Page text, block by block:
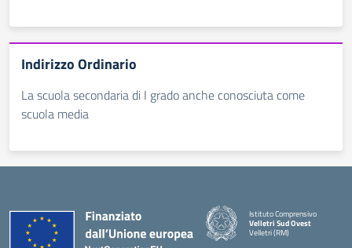
Indirizzo Ordinario
La scuola secondaria di I grado anche conosciuta come
scuola media
Istituto Comprensivo
Velletri Sud Ovest
Velletri (RM)